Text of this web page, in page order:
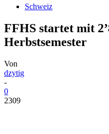
Schweiz
FFHS startet mit
Herbstsemester
Von
dzytig
-
0
2309